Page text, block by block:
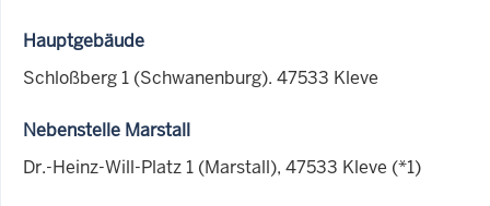
Hauptgebäude
Schloßberg 1 (Schwanenburg). 47533 Kleve
Nebenstelle Marstall
Dr.-Heinz-Will-Platz 1 (Marstall), 47533 Kleve (*1)